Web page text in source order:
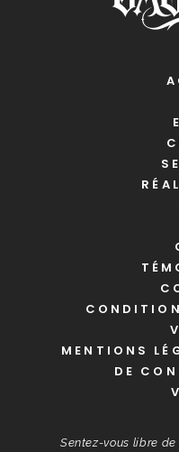
MENTIONS
DE
Sentez-vous libre